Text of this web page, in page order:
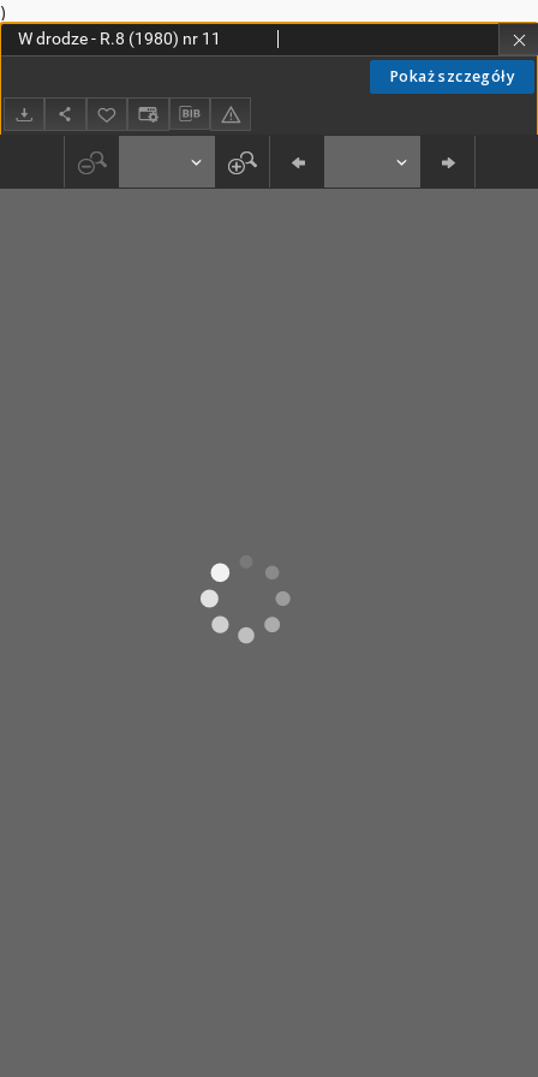
)
Pokaż szczegóły
W drodze - R.8 (1980) nr 11